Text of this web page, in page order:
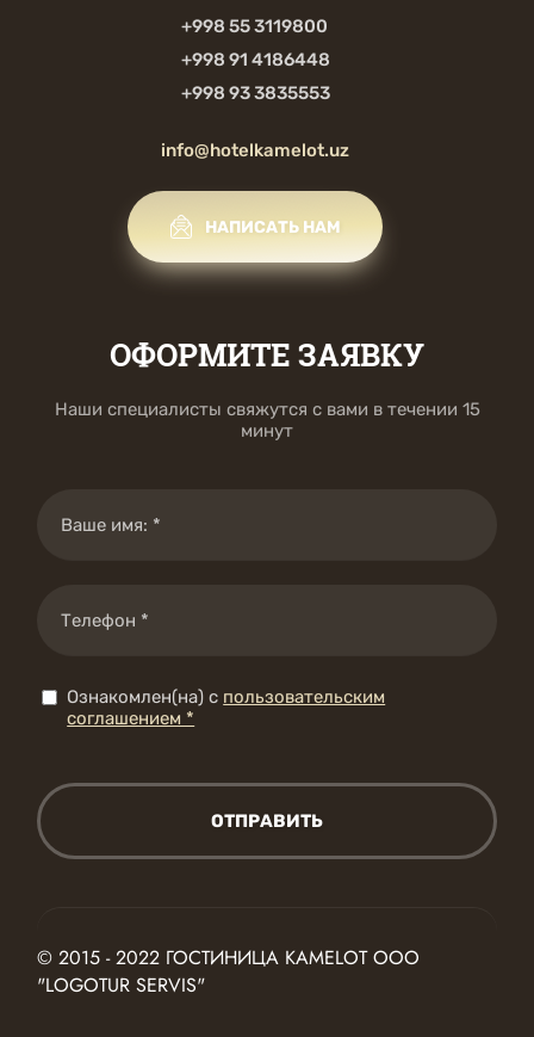
+998 55 3119800
+998 91 4186448
+998 93 3835553
info@hotelkamelot.uz
НАПИСАТЬ НАМ
ОФОРМИТЕ ЗАЯВКУ
Наши специалисты свяжутся с вами в течении 15
минут
Ознакомлен(на) с пользовательским
соглашением *
ОТПРАВИТЬ
© 2015 - 2022 ГОСТИНИЦА KAMELOT ООО
"LOGOTUR SERVIS"